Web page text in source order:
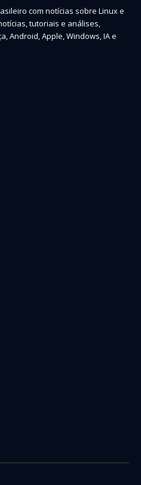
com notícias sobre Linux e
tutoriais e análises,
Android, Apple, Windows, IA e